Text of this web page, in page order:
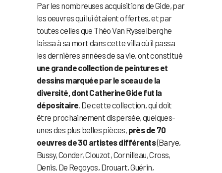
Par les nombreuses acquisitions de Gide, par
les oeuvres qui lui étaient offertes, et par
toutes celles que Théo Van Rysselberghe
laissa à sa mort dans cette villa où il passa
les dernières années de sa vie, ont constitué
une grande collection de peintures et
dessins marquée par le sceau de la
diversité, dont Catherine Gide fut la
dépositaire. De cette collection, qui doit
être prochainement dispersée, quelques-
unes des plus belles pièces, près de 70
oeuvres de 30 artistes différents(Barye,
Bussy, Conder, Clouzot, Cornilleau, Cross,
Denis, De Regoyos, Drouart, Guérin,